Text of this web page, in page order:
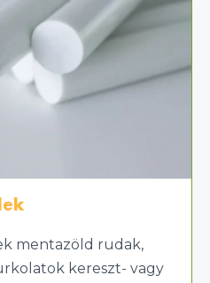
mentazöld rudak,
kereszt- vagy